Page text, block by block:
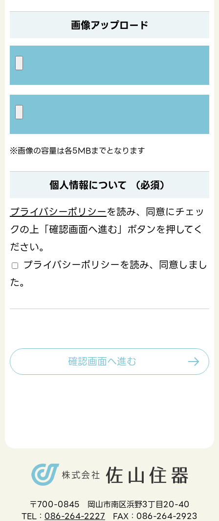
画像アップロード
※画像の容量は各5MBまでとなります
個人情報について （必須）
プライバシーポリシーを読み、同意にチェッ
クの上「確認画面へ進む」ボタンを押してく
ださい。
プライバシーポリシーを読み、同意しまし
た。
〒700-0845 岡山市南区浜野3丁目20-40
TEL： 086-264-2227 FAX：086-264-2923